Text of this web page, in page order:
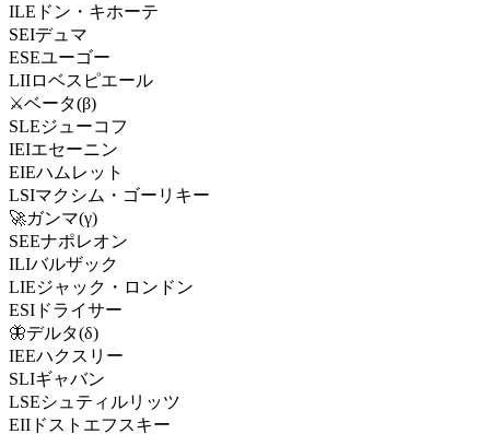
ILE ドン・キホーテ
SEIデュマ
ESEユーゴー
LIIロベスピエール
⚔️ベータ(β)
SLEジューコフ
IEIエセーニン
EIEハムレット
LSIマクシム・ゴーリキー
🚀ガンマ(γ)
SEEナポレオン
ILIバルザック
LIEジャック・ロンドン
ESI ドライサー
🦋デルタ(δ)
IEEハクスリー
SLIギャバン
LSEシュティルリッツ
EII ドストエフスキー